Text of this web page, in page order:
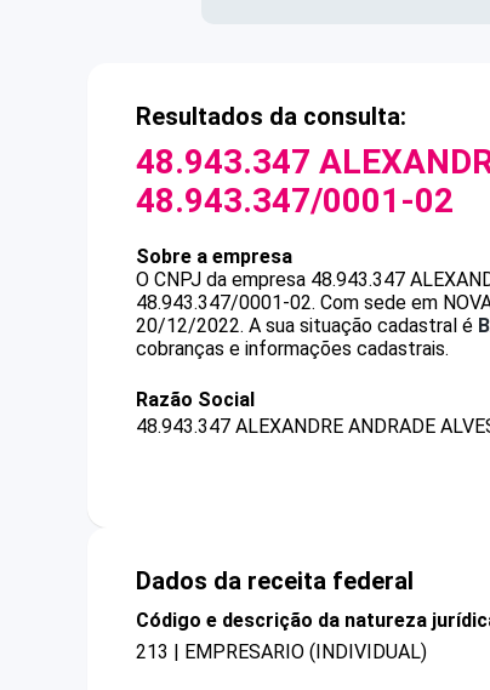
Resultados da consulta:
48.943.347
48.943.347/0001-02
Sobre a empresa
O CNPJ da empresa 48.943.347
48.943.347/0001-02. Com sede em
20/12/2022. A sua situação cadastral é
cobranças e informações cadastrais.
Razão Social
48.943.347 ALEXANDRE ANDRADE
Dados da receita federal
Código e descrição da natureza
213 | EMPRESARIO (INDIVIDUAL)